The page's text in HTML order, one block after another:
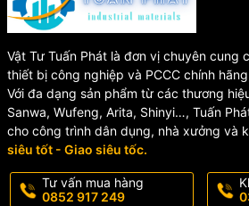
Vật Tư Tuấn Phát là đơn vị chuyên cung
thiết bị công nghiệp và PCCC chính
Với đa dạng sản phẩm từ các thương
Sanwa, Wufeng, Arita, Shinyi…, Tuấn
cho công trình dân dụng, nhà xưởng và
siêu tốt - Giao siêu tốc.
Tư vấn mua hàng
0852 917 249